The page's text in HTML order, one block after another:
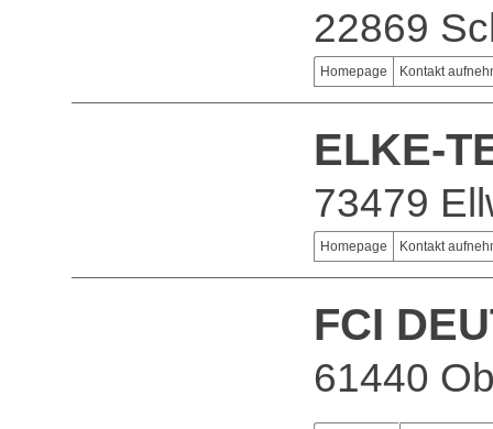
22869
Homepage Kontakt
ELKE-
73479
Homepage Kontakt
FCI
61440